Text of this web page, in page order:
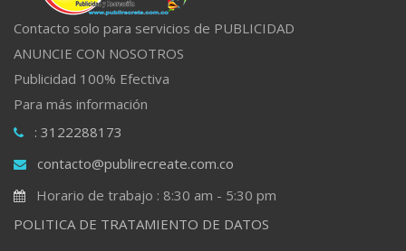
Contacto solo para servicios de PUBLICIDAD
ANUNCIE CON NOSOTROS
Publicidad 100% Efectiva
Para más información
: 3122288173
contacto@publirecreate.com.co
Horario de trabajo : 8:30 am - 5:30 pm
POLITICA DE TRATAMIENTO DE DATOS